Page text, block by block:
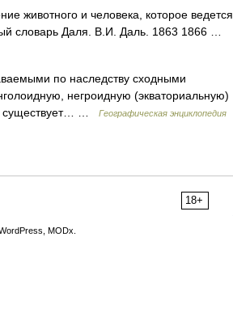
животного и человека, которое ведется
словарь Даля. В.И. Даль. 1863 1866 …
по наследству сходными
негроидную (эк­ваториальную)
существует… …
Географическая энциклопедия
18+
MODx.